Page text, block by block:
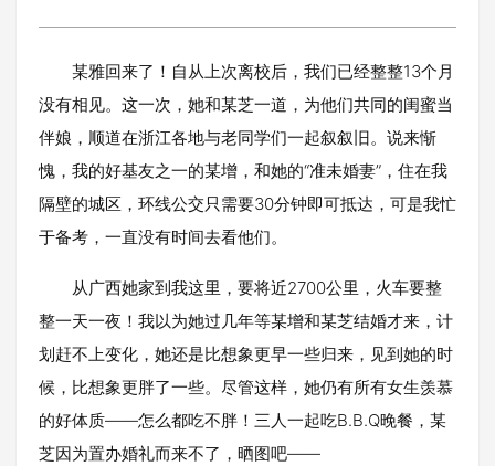
某雅回来了！自从上次离校后，我们已经整整13个月
没有相见。这一次，她和某芝一道，为他们共同的闺蜜当
伴娘，顺道在浙江各地与老同学们一起叙叙旧。说来惭
愧，我的好基友之一的某增，和她的“准未婚妻”，住在我
隔壁的城区，环线公交只需要30分钟即可抵达，可是我忙
于备考，一直没有时间去看他们。
从广西她家到我这里，要将近2700公里，火车要整
整一天一夜！我以为她过几年等某增和某芝结婚才来，计
划赶不上变化，她还是比想象更早一些归来，见到她的时
候，比想象更胖了一些。尽管这样，她仍有所有女生羡慕
的好体质——怎么都吃不胖！三人一起吃B.B.Q晚餐，某
芝因为置办婚礼而来不了，晒图吧——